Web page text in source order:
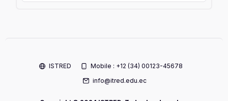
ISTRED
Mobile : +12 (34) 00123-45678
info@itred.edu.ec